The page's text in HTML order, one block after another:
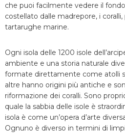
che puoi facilmente vedere il
costellato dalle madrepore, i
tartarughe marine.
Ogni isola delle 1200 isole
ambiente e una storia naturale
formate direttamente come atolli
altre hanno origini più antiche e
riformazione dei coralli. Sono
quale la sabbia delle isole è
isola è come un’opera d’arte
Ognuno è diverso in termini di